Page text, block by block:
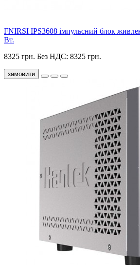
FNIRSI IPS3608 імпульсний блок
Вт.
8325 грн. Без НДС: 8325 грн.
замовити